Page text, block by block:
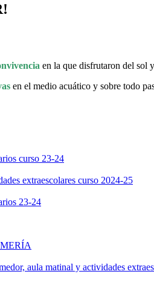
en la que disfrutaron del sol
en el medio acuático y sobre todo
curso 23-24
extraescolares curso 2024-25
23-24
aula matinal y actividades